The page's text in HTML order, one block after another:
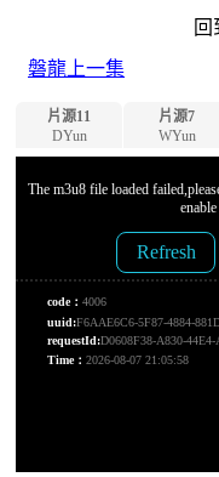
回
磐龍上一集
片源11
DYun
片源7
WYun